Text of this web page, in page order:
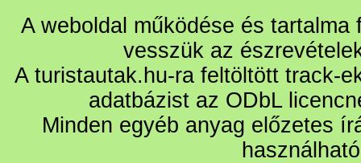
A weboldal működése és
vesszük az
A turistautak.hu-ra feltöltött track-
adatbázist az ODbL
Minden egyéb anyag előzetes